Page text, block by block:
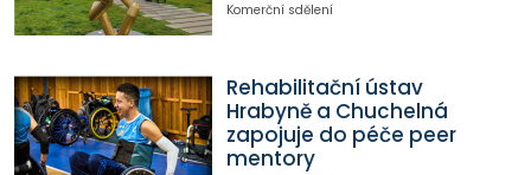
Komerční sdělení
Rehabilitační ústav
Hrabyně a Chuchelná
zapojuje do péče peer
mentory